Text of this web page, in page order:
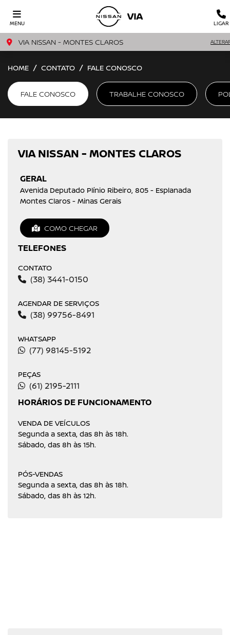
MENU LIGAR
VIA NISSAN - MONTES CLAROS
HOME CONTATO FALE CONOSCO
FALE CONOSCO TRABALHE CONOSCO
VIA NISSAN - MONTES CLAROS
GERAL
Avenida Deputado Plínio Ribeiro, 805 - Esplanada
Montes Claros - Minas Gerais
COMO CHEGAR
TELEFONES
CONTATO
(38) 3441-0150
AGENDAR DE SERVIÇOS
(38) 99756-8491
WHATSAPP
(77) 98145-5192
PEÇAS
(61) 2195-2111
HORÁRIOS DE FUNCIONAMENTO
VENDA DE VEÍCULOS
Segunda a sexta, das 8h às 18h.
Sábado, das 8h às 15h.
PÓS-VENDAS
Segunda a sexta, das 8h às 18h.
Sábado, das 8h às 12h.